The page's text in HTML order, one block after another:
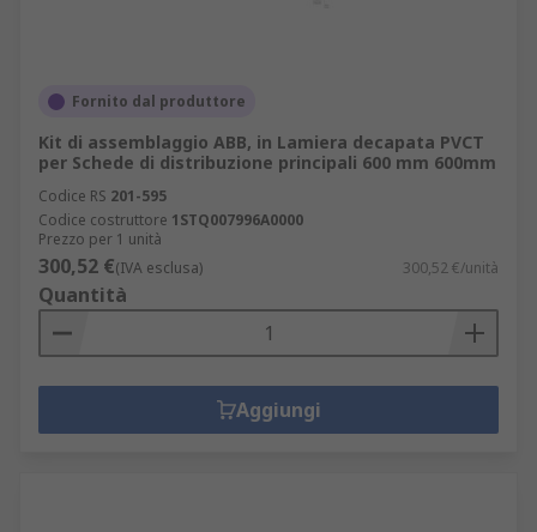
Fornito dal produttore
Kit di assemblaggio ABB, in Lamiera decapata PVCT
per Schede di distribuzione principali 600 mm 600mm
Codice RS 201-595
Codice costruttore 1STQ007996A0000
Prezzo per 1 unità
300,52 €(IVA esclusa) 300,52 €/unità
Quantità
Aggiungi